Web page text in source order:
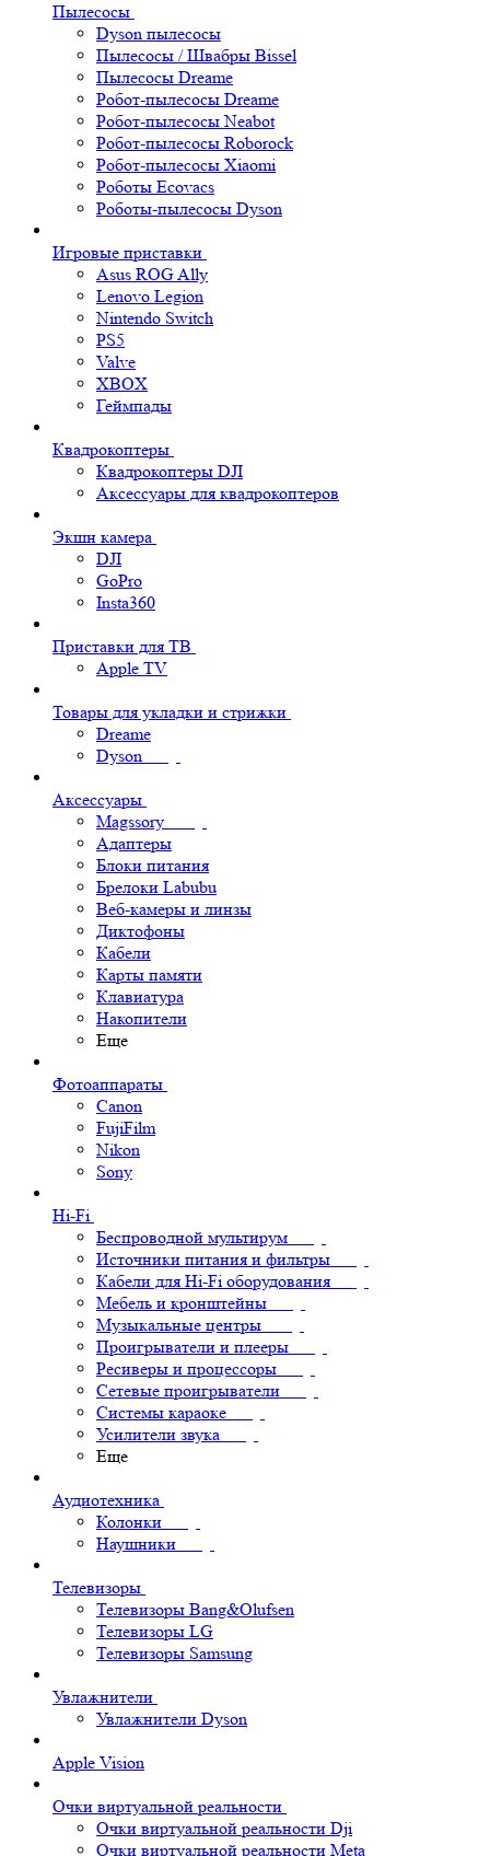
Пылесосы
Dyson пылесосы
Пылесосы / Швабры Bissel
Пылесосы Dreame
Робот-пылесосы Dreame
Робот-пылесосы Neabot
Робот-пылесосы Roborock
Робот-пылесосы Xiaomi
Роботы Ecovacs
Роботы-пылесосы Dyson
Игровые приставки
Asus ROG Ally
Lenovo Legion
Nintendo Switch
PS5
Valve
XBOX
Геймпады
Квадрокоптеры
Квадрокоптеры DJI
Аксессуары для квадрокоптеров
Экшн камера
DJI
GoPro
Insta360
Приставки для ТВ
Apple TV
Товары для укладки и стрижки
Dreame
Dyson
Аксессуары
Magssory
Адаптеры
Блоки питания
Брелоки Labubu
Веб-камеры и линзы
Диктофоны
Кабели
Карты памяти
Клавиатура
Накопители
Еще
Фотоаппараты
Canon
FujiFilm
Nikon
Sony
Hi-Fi
Беспроводной мультирум
Источники питания и фильтры
Кабели для Hi-Fi оборудования
Мебель и кронштейны
Музыкальные центры
Проигрыватели и плееры
Ресиверы и процессоры
Сетевые проигрыватели
Системы караоке
Усилители звука
Еще
Аудиотехника
Колонки
Наушники
Телевизоры
Телевизоры Bang&Olufsen
Телевизоры LG
Телевизоры Samsung
Увлажнители
Увлажнители Dyson
Apple Vision
Очки виртуальной реальности
Очки виртуальной реальности Dji
Очки виртуальной реальности Meta